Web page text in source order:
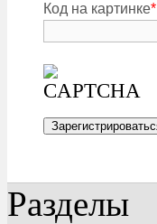
Код на картинке*
Разделы